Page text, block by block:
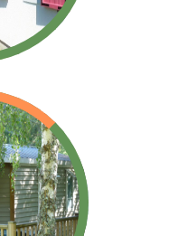
Ohara